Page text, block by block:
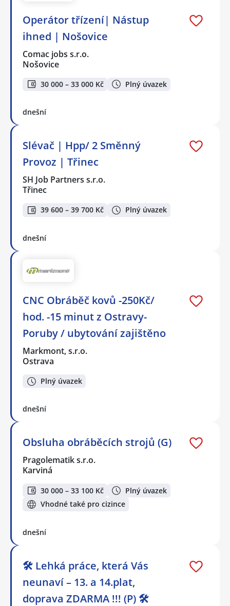
Operátor třízení| Nástup
ihned | Nošovice
Comac jobs s.r.o.
Nošovice
30 000 – 33 000 Kč Plný úvazek
dnešní
Slévač | Hpp/ 2 Směnný
Provoz | Třinec
SH Job Partners s.r.o.
Třinec
39 600 – 39 700 Kč Plný úvazek
dnešní
CNC Obráběč kovů -250Kč/
hod. -15 minut z Ostravy-
Poruby / ubytování zajištěno
Markmont, s.r.o.
Ostrava
Plný úvazek
dnešní
Obsluha obráběcích strojů (G)
Pragolematik s.r.o.
Karviná
30 000 – 33 100 Kč
Plný úvazek
Vhodné také pro cizince
dnešní
🛠️ Lehká práce, která Vás
neunaví – 13. a 14.plat,
doprava ZDARMA !!! (P) 🛠️